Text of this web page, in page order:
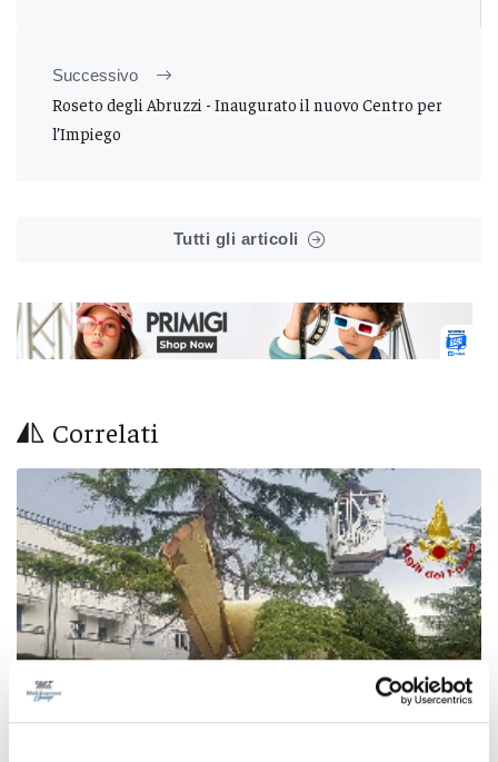
Successivo
Roseto degli Abruzzi - Inaugurato il nuovo Centro per
l’Impiego
Tutti gli articoli
Correlati